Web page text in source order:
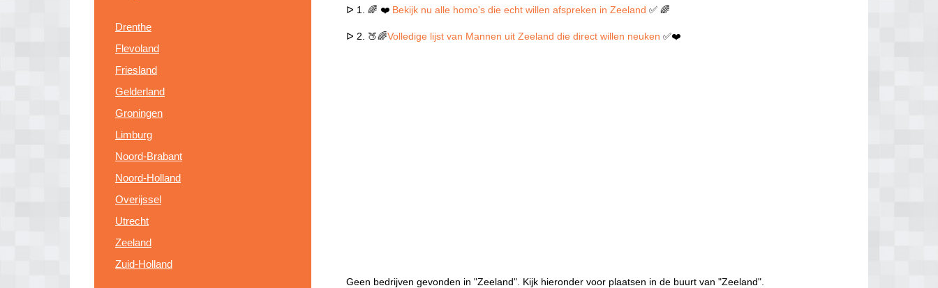
Drenthe
Flevoland
Friesland
Gelderland
Groningen
Limburg
Noord-Brabant
Noord-Holland
Overijssel
Utrecht
Zeeland
Zuid-Holland
ᐅ 1. 🌈 ❤️ Bekijk nu alle homo's die echt willen afspreken in Zeeland ✅ 🌈
ᐅ 2. 🍑🌈Volledige lijst van Mannen uit Zeeland die direct willen neuken✅❤️
Geen bedrijven gevonden in "Zeeland". Kijk hieronder voor plaatsen in de buurt van "Zeeland".